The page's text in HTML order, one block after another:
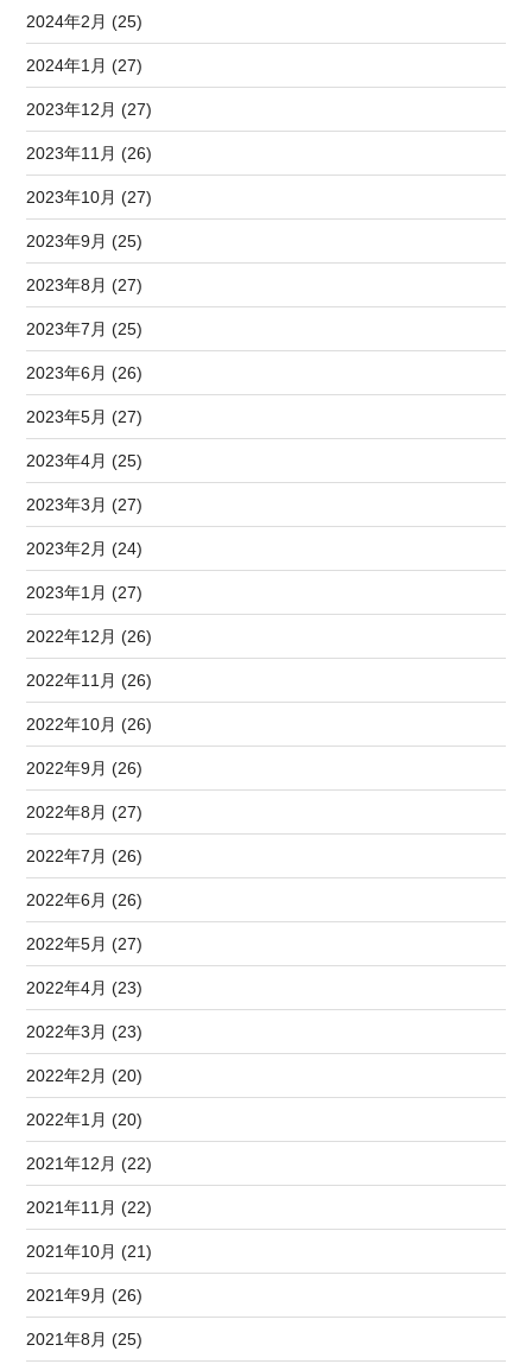
2024年2月 (25)
2024年1月 (27)
2023年12月 (27)
2023年11月 (26)
2023年10月 (27)
2023年9月 (25)
2023年8月 (27)
2023年7月 (25)
2023年6月 (26)
2023年5月 (27)
2023年4月 (25)
2023年3月 (27)
2023年2月 (24)
2023年1月 (27)
2022年12月 (26)
2022年11月 (26)
2022年10月 (26)
2022年9月 (26)
2022年8月 (27)
2022年7月 (26)
2022年6月 (26)
2022年5月 (27)
2022年4月 (23)
2022年3月 (23)
2022年2月 (20)
2022年1月 (20)
2021年12月 (22)
2021年11月 (22)
2021年10月 (21)
2021年9月 (26)
2021年8月 (25)